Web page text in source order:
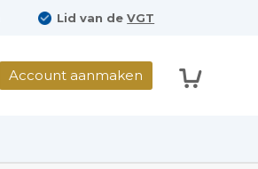
Lid van deVGT
Account aanmaken